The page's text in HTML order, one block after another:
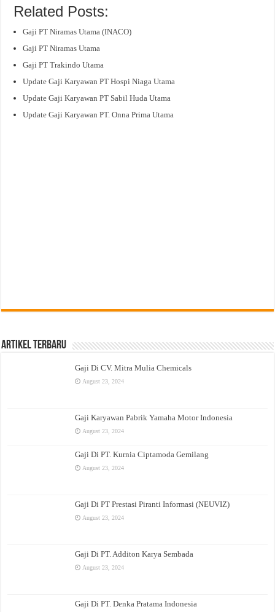
Related Posts:
Gaji PT Niramas Utama (INACO)
Gaji PT Niramas Utama
Gaji PT Trakindo Utama
Update Gaji Karyawan PT Hospi Niaga Utama
Update Gaji Karyawan PT Sabil Huda Utama
Update Gaji Karyawan PT. Onna Prima Utama
Artikel Terbaru
Gaji Di CV. Mitra Mulia Chemicals
August 23, 2024
Gaji Karyawan Pabrik Yamaha Motor Indonesia
August 23, 2024
Gaji Di PT. Kurnia Ciptamoda Gemilang
August 23, 2024
Gaji Di PT Prestasi Piranti Informasi (NEUVIZ)
August 23, 2024
Gaji Di PT. Additon Karya Sembada
August 23, 2024
Gaji Di PT. Denka Pratama Indonesia